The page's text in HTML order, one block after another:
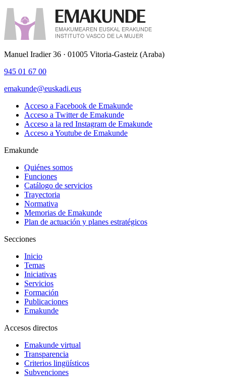
Manuel Iradier 36 · 01005 Vitoria-Gasteiz (Araba)
945 01 67 00
emakunde@euskadi.eus
Acceso a Facebook de Emakunde
Acceso a Twitter de Emakunde
Acceso a la red Instagram de Emakunde
Acceso a Youtube de Emakunde
Emakunde
Quiénes somos
Funciones
Catálogo de servicios
Trayectoria
Normativa
Memorias de Emakunde
Plan de actuación y planes estratégicos
Secciones
Inicio
Temas
Iniciativas
Servicios
Formación
Publicaciones
Emakunde
Accesos directos
Emakunde virtual
Transparencia
Criterios lingüísticos
Subvenciones